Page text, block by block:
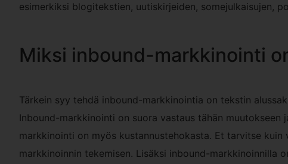
esimerkiksi blogitekstien, uutiskirjeiden, somejulkaisujen,
Miksi inbound-markkinointi
Tärkein syy tehdä inbound-markkinointia on tekstin
Inbound-markkinointi on suora vastaus tähän
markkinointi on myös kustannustehokasta. Et tarvitse
markkinoinnin tekemisen. Lisäksi inbound-markkinoinnilla